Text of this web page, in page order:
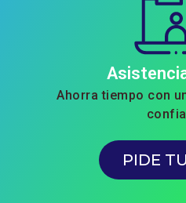
Ahorra tiempo con
PIDE